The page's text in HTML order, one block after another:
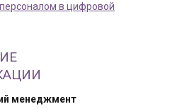
в цифровой
менеджмент